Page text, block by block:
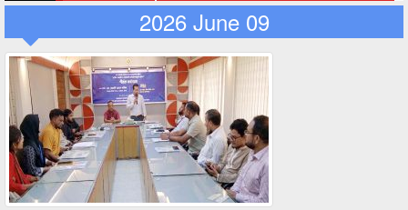
পুরস্কার বিতরণ সম্পন্ন
সিলেটে বাংলাদেশ গ্রুপ থিয়েটার
2026 June 09